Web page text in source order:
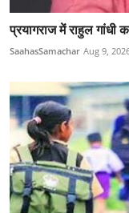
प्रयागराज में राहुल गांधी
SaahasSamachar Aug 9,